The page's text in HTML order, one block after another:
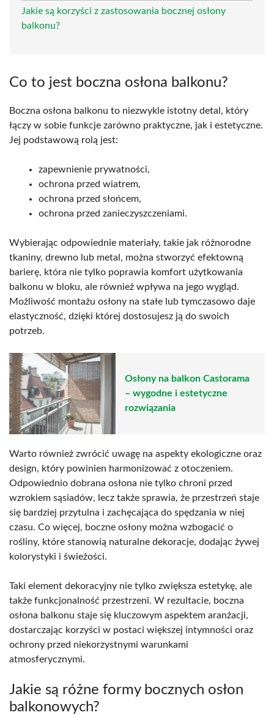
Jakie są korzyści z zastosowania bocznej osłony
balkonu?
Co to jest boczna osłona balkonu?
Boczna osłona balkonu to niezwykle istotny detal, który
łączy w sobie funkcje zarówno praktyczne, jak i estetyczne.
Jej podstawową rolą jest:
zapewnienie prywatności,
ochrona przed wiatrem,
ochrona przed słońcem,
ochrona przed zanieczyszczeniami.
Wybierając odpowiednie materiały, takie jak różnorodne
tkaniny, drewno lub metal, można stworzyć efektowną
barierę, która nie tylko poprawia komfort użytkowania
balkonu w bloku, ale również wpływa na jego wygląd.
Możliwość montażu osłony na stałe lub tymczasowo daje
elastyczność, dzięki której dostosujesz ją do swoich
potrzeb.
Osłony na balkon Castorama
– wygodne i estetyczne
rozwiązania
Warto również zwrócić uwagę na aspekty ekologiczne oraz
design, który powinien harmonizować z otoczeniem.
Odpowiednio dobrana osłona nie tylko chroni przed
wzrokiem sąsiadów, lecz także sprawia, że przestrzeń staje
się bardziej przytulna i zachęcająca do spędzania w niej
czasu. Co więcej, boczne osłony można wzbogacić o
rośliny, które stanowią naturalne dekoracje, dodając żywej
kolorystyki i świeżości.
Taki element dekoracyjny nie tylko zwiększa estetykę, ale
także funkcjonalność przestrzeni. W rezultacie, boczna
osłona balkonu staje się kluczowym aspektem aranżacji,
dostarczając korzyści w postaci większej intymności oraz
ochrony przed niekorzystnymi warunkami
atmosferycznymi.
Jakie są różne formy bocznych osłon
balkonowych?